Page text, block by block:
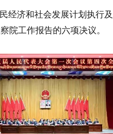
济和社会发展计划执行
院工作报告的六项决议。